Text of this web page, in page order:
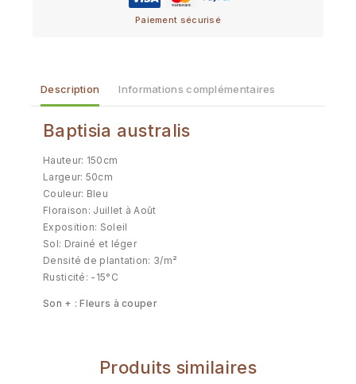
Paiement sécurisé
Description Informations complémentaires
Baptisia australis
Hauteur: 150cm
Largeur: 50cm
Couleur: Bleu
Floraison: Juillet à Août
Exposition: Soleil
Sol: Drainé et léger
Densité de plantation: 3/m²
Rusticité: -15°C
Son + : Fleurs à couper
Produits similaires